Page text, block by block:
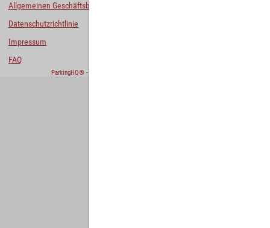
Allgemeinen Geschäftsbedingungen
Datenschutzrichtlinie
Impressum
FAQ
ParkingHQ® - eine Lösung von